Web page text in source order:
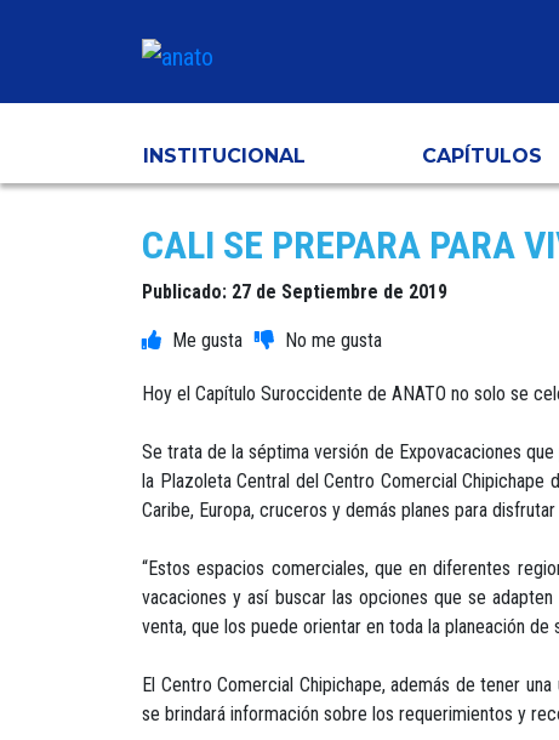
INSTITUCIONAL CAPÍTULOS
CALI SE PREPARA PARA
Publicado: 27 de Septiembre de 2019
Hoy el Capítulo Suroccidente de ANATO no solo se
Se trata de la séptima versión de Expovacaciones
la Plazoleta Central del Centro Comercial
Caribe, Europa, cruceros y demás planes para
“Estos espacios comerciales, que en diferentes
vacaciones y así buscar las opciones que se
venta, que los puede orientar en toda la planeación
El Centro Comercial Chipichape, además de tener
se brindará información sobre los requerimientos y